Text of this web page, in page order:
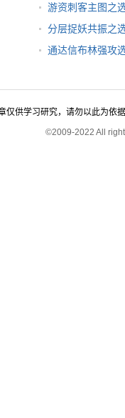
游资刺客主图之
分层捉妖共振之
通达信布林强攻
仅供学习研究，请勿以此为依
©2009-2022 All